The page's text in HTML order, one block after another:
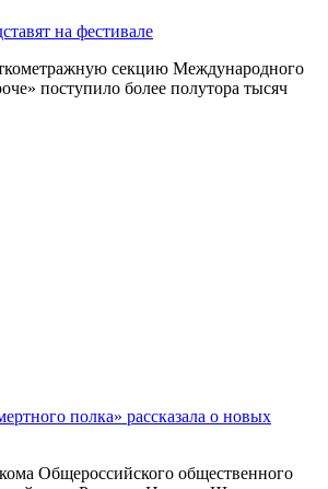
на фестивале
секцию Международного
поступило более полутора тысяч
полка» рассказала о новых
Общероссийского общественного